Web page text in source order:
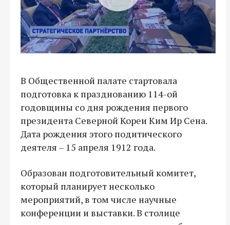
В Общественной палате стартовала
подготовка к празднованию 114-ой
годовщины со дня рождения первого
президента Северной Кореи Ким Ир Сена.
Дата рождения этого подитического
деятеля – 15 апреля 1912 года.
Образован подготовительный комитет,
который планирует несколько
мероприятий, в том числе научные
конференции и выставки. В столице